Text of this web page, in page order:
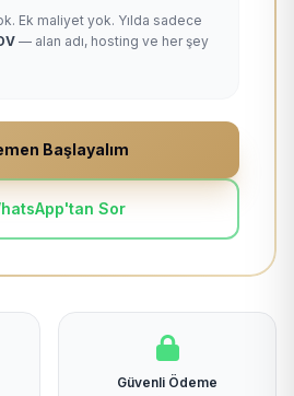
Ek maliyet yok. Yılda sadece
— alan adı, hosting ve her şey
Başlayalım
Sor
Güvenli Ödeme